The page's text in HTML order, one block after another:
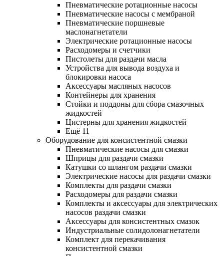
Пневматические ротационные насосы
Пневматические насосы с мембраной
Пневматические поршневые
маслонагнетатели
Электрические ротационные насосы
Расходомеры и счетчики
Пистолеты для раздачи масла
Устройства для вывода воздуха и
блокировки насоса
Аксессуары масляных насосов
Контейнеры для хранения
Стойки и поддоны для сбора смазочных
жидкостей
Цистерны для хранения жидкостей
Ещё 11
Оборудование для консистентной смазки
Пневматические насосы для смазки
Шприцы для раздачи смазки
Катушки со шлангом раздачи смазки
Электрические насосы для раздачи смазки
Комплекты для раздачи смазки
Расходомеры для раздачи смазки
Комплекты и аксессуары для электрических
насосов раздачи смазки
Аксессуары для консистентных смазок
Индустриальные солидолонагнетатели
Комплект для перекачивания
консистентной смазки